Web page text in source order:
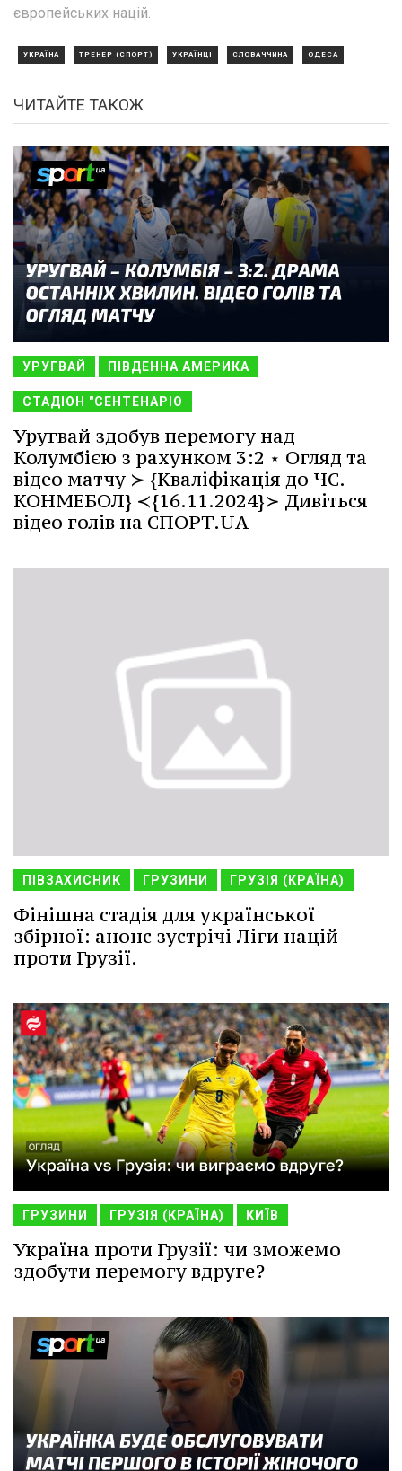
європейських націй.
УКРАЇНА ТРЕНЕР (СПОРТ) УКРАЇНЦІ СЛОВАЧЧИНА ОДЕСА
ЧИТАЙТЕ ТАКОЖ
УРУГВАЙ ПІВДЕННА АМЕРИКА
СТАДІОН "СЕНТЕНАРІО
Уругвай здобув перемогу над
Колумбією з рахунком 3:2 ⋆ Огляд та
відео матчу ≻ {Кваліфікація до ЧС.
КОНМЕБОЛ} ≺{16.11.2024}≻ Дивіться
відео голів на СПОРТ.UA
ПІВЗАХИСНИК ГРУЗИНИ ГРУЗІЯ (КРАЇНА)
Фінішна стадія для української
збірної: анонс зустрічі Ліги націй
проти Грузії.
ГРУЗИНИ ГРУЗІЯ (КРАЇНА) КИЇВ
Україна проти Грузії: чи зможемо
здобути перемогу вдруге?